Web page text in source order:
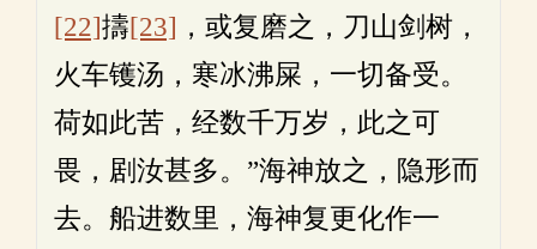
[22]擣[23] ，或复磨之，刀山剑树，
火车镬汤，寒冰沸屎，一切备受。
荷如此苦，经数千万岁，此之可
畏，剧汝甚多。”海神放之，隐形而
去。船进数里，海神复更化作一